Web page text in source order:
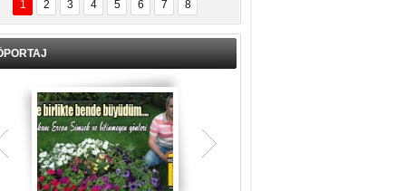
KASIRGA ETKİSİ
YARATTI !
1 2 3 4 5 6 7 8
Teşrik tekbiri nedir? Ne anlama gelir?